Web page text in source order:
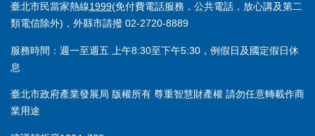
臺北市民當家熱線1999(免付費電話服務，公共電話，放心講及第二
類電信除外)，外縣市請撥 02-2720-8889
服務時間：週一至週五 上午8:30至下午5:30，例假日及國定假日休
息
臺北市政府產業發展局 版權所有 尊重智慧財產權 請勿任意轉載作商
業用途